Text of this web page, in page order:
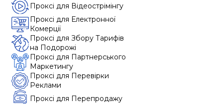
Проксі для Відеострімінгу
Проксі для Електронної
Комерції
Проксі для Збору Тарифів
на Подорожі
Проксі для Партнерського
Маркетингу
Проксі для Перевірки
Реклами
Проксі для Перепродажу